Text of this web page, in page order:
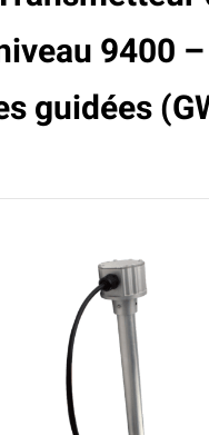
9400
guidées